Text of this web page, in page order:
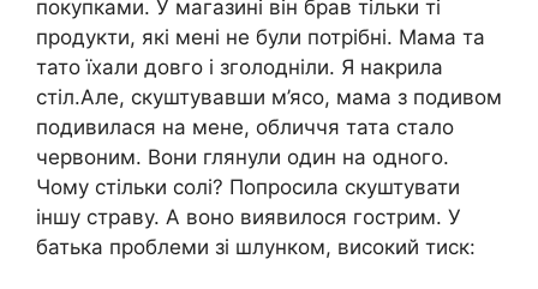
покупками. У магазині він брав тільки ті
продукти, які мені не були потрібні. Мама та
тато їхали довго і зголодніли. Я накрила
стіл.Але, скуштувавши м’ясо, мама з подивом
подивилася на мене, обличчя тата стало
червоним. Вони глянули один на одного.
Чому стільки солі? Попросила скуштувати
іншу страву. А воно виявилося гострим. У
батька проблеми зі шлунком, високий тиск: